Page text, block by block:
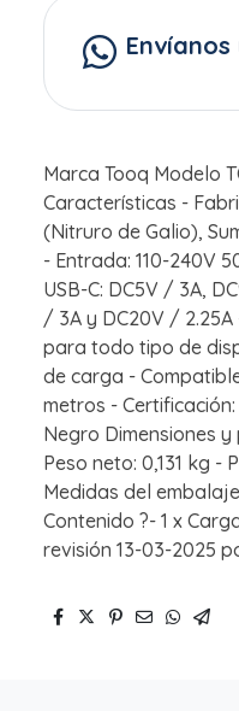
Marca Tooq Modelo
Características -
(Nitruro de Galio),
- Entrada: 110-240V
USB-C: DC5V / 3A,
/ 3A y DC20V /
para todo tipo de
de carga -
metros - Certificación:
Negro Dimensiones y
Peso neto: 0,131 kg -
Medidas del
Contenido ?- 1 x
revisión 13-03-2025